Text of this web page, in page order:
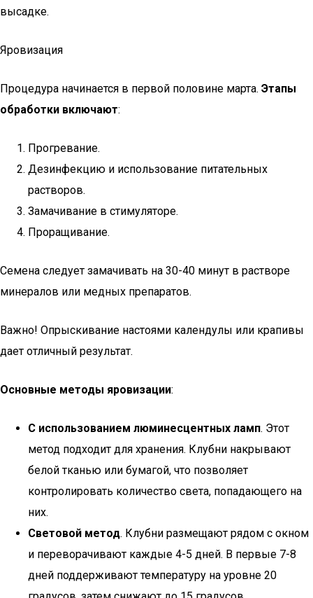
высадке.
Яровизация
Процедура начинается в первой половине марта. Этапы
обработки включают:
Прогревание.
Дезинфекцию и использование питательных
растворов.
Замачивание в стимуляторе.
Проращивание.
Семена следует замачивать на 30-40 минут в растворе
минералов или медных препаратов.
Важно! Опрыскивание настоями календулы или крапивы
дает отличный результат.
Основные методы яровизации:
С использованием люминесцентных ламп. Этот
метод подходит для хранения. Клубни накрывают
белой тканью или бумагой, что позволяет
контролировать количество света, попадающего на
них.
Световой метод. Клубни размещают рядом с окном
и переворачивают каждые 4-5 дней. В первые 7-8
дней поддерживают температуру на уровне 20